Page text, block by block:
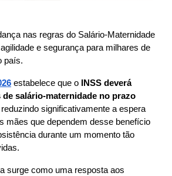
nas regras do Salário-Maternidade
e segurança para milhares de
país.
estabelece que o
INSS deverá
salário-maternidade no prazo
reduzindo significativamente a espera
mães que dependem desse benefício
durante um momento tão
surge como uma resposta aos